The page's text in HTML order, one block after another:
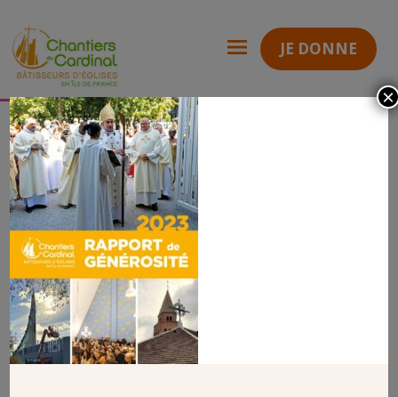
JE DONNE
Chantiers
du
Cardinal
Rapport de générosité 2023
RAPPORT DE GÉNÉROSITÉ 2023
×